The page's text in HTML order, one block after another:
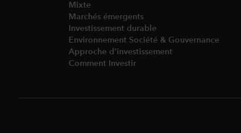
Mixte
Marchés émergents
Investissement durable
Environnement Société & Gouvernance​
Approche d’investissement
Comment Investir